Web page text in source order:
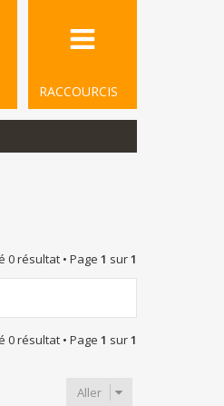
RACCOURCIS
0 résultat • Page 1 sur1
0 résultat • Page 1 sur1
Aller